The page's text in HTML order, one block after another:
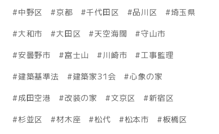
中野区
京都 千代田区 品川区
埼玉県
大和市
大田区 天空海闊
守山市
安曇野市
富士山 川崎市
工事監理
建築基準法
建築家31会
心象の家
成田空港
改装の家 文京区
新宿区
杉並区
材木座 松代 松本市
板橋区